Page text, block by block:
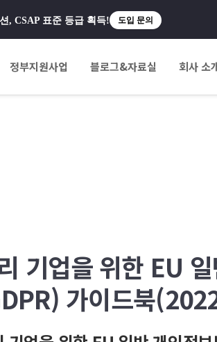
, CSAP 표준 등급 획득! 도입 문의
정부지원사업 블로그&자료실 회사 소
기업을 위한 EU
가이드북